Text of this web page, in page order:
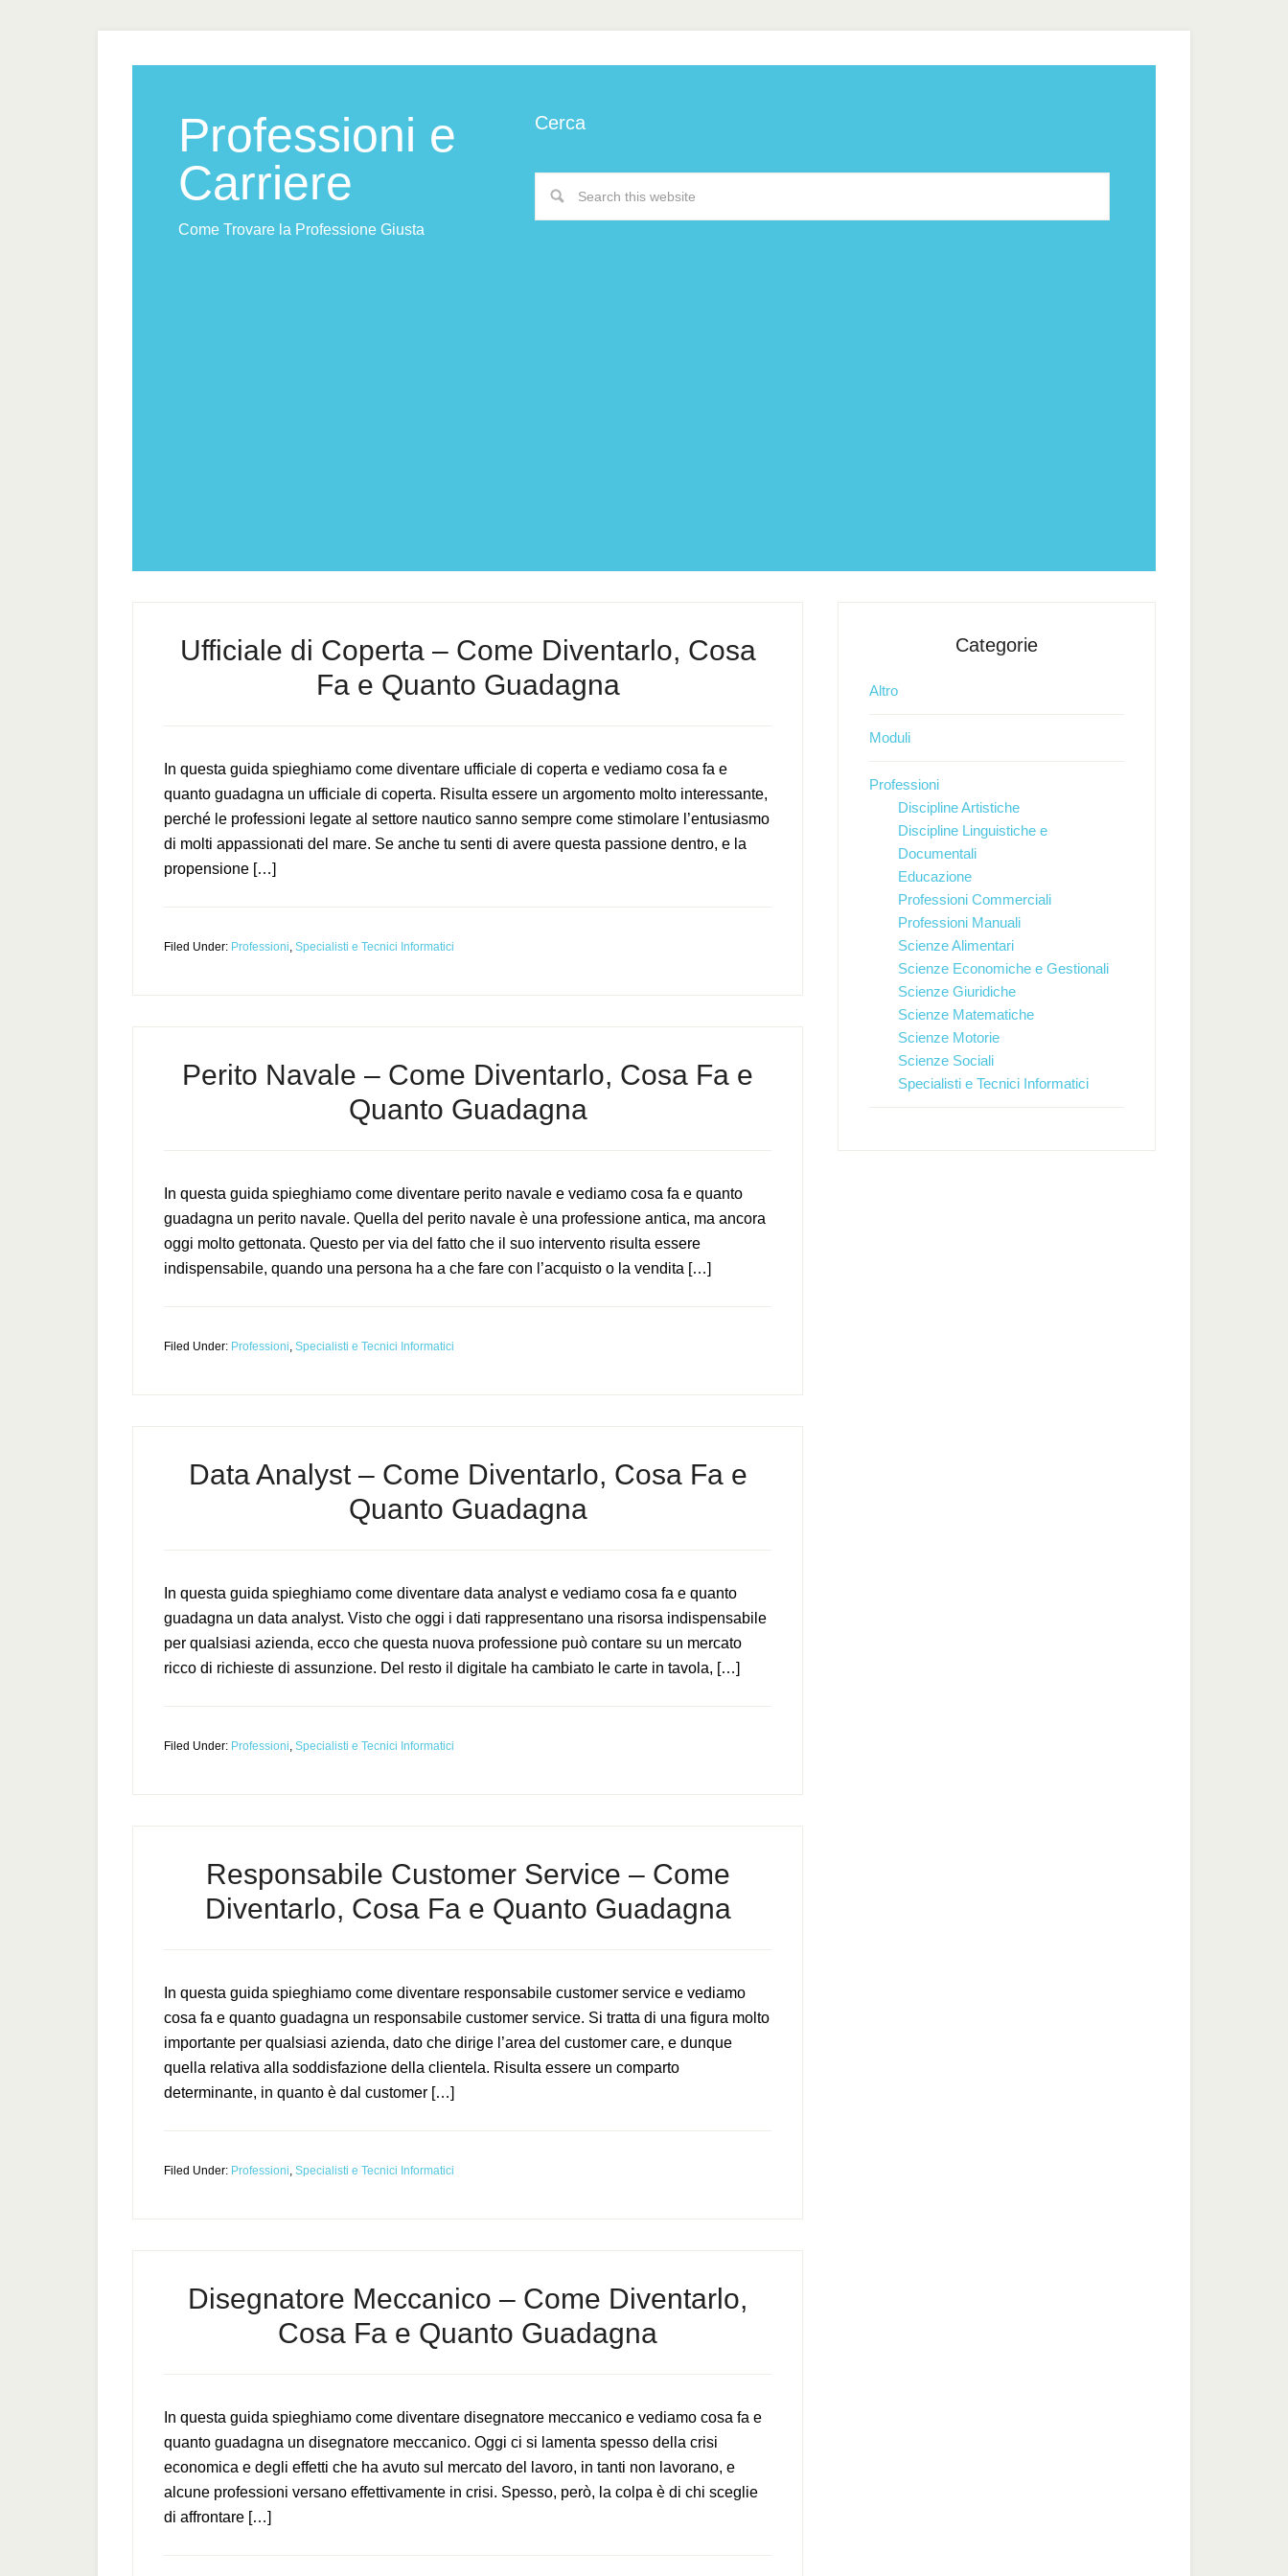
Professioni e
Carriere
Come Trovare la Professione Giusta
Cerca
Ufficiale di Coperta – Come Diventarlo, Cosa
Fa e Quanto Guadagna
In questa guida spieghiamo come diventare ufficiale di coperta e vediamo cosa fa e
quanto guadagna un ufficiale di coperta. Risulta essere un argomento molto interessante,
perché le professioni legate al settore nautico sanno sempre come stimolare l’entusiasmo
di molti appassionati del mare. Se anche tu senti di avere questa passione dentro, e la
propensione […]
Filed Under: Professioni, Specialisti e Tecnici Informatici
Perito Navale – Come Diventarlo, Cosa Fa e
Quanto Guadagna
In questa guida spieghiamo come diventare perito navale e vediamo cosa fa e quanto
guadagna un perito navale. Quella del perito navale è una professione antica, ma ancora
oggi molto gettonata. Questo per via del fatto che il suo intervento risulta essere
indispensabile, quando una persona ha a che fare con l’acquisto o la vendita […]
Filed Under: Professioni, Specialisti e Tecnici Informatici
Data Analyst – Come Diventarlo, Cosa Fa e
Quanto Guadagna
In questa guida spieghiamo come diventare data analyst e vediamo cosa fa e quanto
guadagna un data analyst. Visto che oggi i dati rappresentano una risorsa indispensabile
per qualsiasi azienda, ecco che questa nuova professione può contare su un mercato
ricco di richieste di assunzione. Del resto il digitale ha cambiato le carte in tavola, […]
Filed Under: Professioni, Specialisti e Tecnici Informatici
Responsabile Customer Service – Come
Diventarlo, Cosa Fa e Quanto Guadagna
In questa guida spieghiamo come diventare responsabile customer service e vediamo
cosa fa e quanto guadagna un responsabile customer service. Si tratta di una figura molto
importante per qualsiasi azienda, dato che dirige l’area del customer care, e dunque
quella relativa alla soddisfazione della clientela. Risulta essere un comparto
determinante, in quanto è dal customer […]
Filed Under: Professioni, Specialisti e Tecnici Informatici
Disegnatore Meccanico – Come Diventarlo,
Cosa Fa e Quanto Guadagna
In questa guida spieghiamo come diventare disegnatore meccanico e vediamo cosa fa e
quanto guadagna un disegnatore meccanico. Oggi ci si lamenta spesso della crisi
economica e degli effetti che ha avuto sul mercato del lavoro, in tanti non lavorano, e
alcune professioni versano effettivamente in crisi. Spesso, però, la colpa è di chi sceglie
di affrontare […]
Categorie
Altro
Moduli
Professioni
Discipline Artistiche
Discipline Linguistiche e
Documentali
Educazione
Professioni Commerciali
Professioni Manuali
Scienze Alimentari
Scienze Economiche e Gestionali
Scienze Giuridiche
Scienze Matematiche
Scienze Motorie
Scienze Sociali
Specialisti e Tecnici Informatici